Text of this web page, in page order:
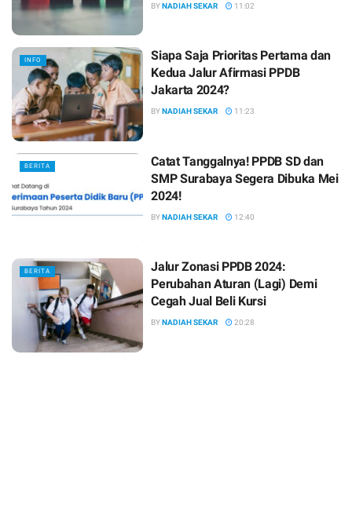
BYNADIAH SEKAR 11:02
INFO
Siapa Saja Prioritas Pertama dan
Kedua Jalur Afirmasi PPDB
Jakarta 2024?
BYNADIAH SEKAR 11:23
BERITA
Catat Tanggalnya! PPDB SD dan
SMP Surabaya Segera Dibuka Mei
2024!
BYNADIAH SEKAR 12:40
BERITA
Jalur Zonasi PPDB 2024:
Perubahan Aturan (Lagi) Demi
Cegah Jual Beli Kursi
BYNADIAH SEKAR 20:28